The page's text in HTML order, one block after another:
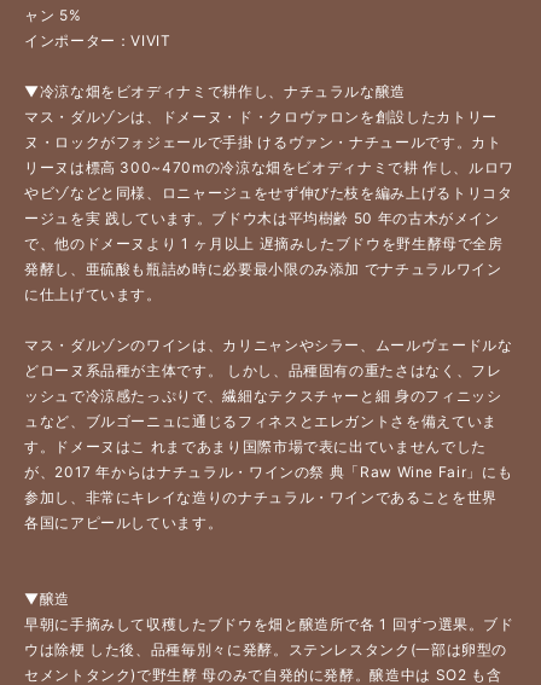
ャン 5%
インポーター：VIVIT
▼冷涼な畑をビオディナミで耕作し、ナチュラルな醸造
マス・ダルゾンは、ドメーヌ・ド・クロヴァロンを創設したカトリー
ヌ・ロックがフォジェールで手掛 けるヴァン・ナチュールです。カト
リーヌは標高 300~470mの冷涼な畑をビオディナミで耕 作し、ルロワ
やビゾなどと同様、ロニャージュをせず伸びた枝を編み上げるトリコタ
ージュを実 践しています。ブドウ木は平均樹齢 50 年の古木がメイン
で、他のドメーヌより 1 ヶ月以上 遅摘みしたブドウを野生酵母で全房
発酵し、亜硫酸も瓶詰め時に必要最小限のみ添加 でナチュラルワイン
に仕上げています。
マス・ダルゾンのワインは、カリニャンやシラー、ムールヴェードルな
どローヌ系品種が主体です。 しかし、品種固有の重たさはなく、フレ
ッシュで冷涼感たっぷりで、繊細なテクスチャーと細 身のフィニッシ
ュなど、ブルゴーニュに通じるフィネスとエレガントさを備えていま
す。ドメーヌはこ れまであまり国際市場で表に出ていませんでした
が、2017 年からはナチュラル・ワインの祭 典「Raw Wine Fair」にも
参加し、非常にキレイな造りのナチュラル・ワインであることを世界
各国にアピールしています。
▼醸造
早朝に手摘みして収穫したブドウを畑と醸造所で各 1 回ずつ選果。ブド
ウは除梗 した後、品種毎別々に発酵。ステンレスタンク(一部は卵型の
セメントタンク)で野生酵 母のみで自発的に発酵。醸造中は SO2 も含